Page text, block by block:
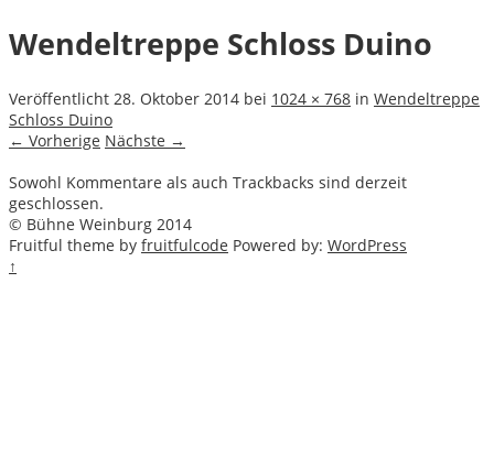
Wendeltreppe Schloss Duino
Veröffentlicht 28. Oktober 2014 bei 1024 × 768 in Wendeltreppe
Schloss Duino
← Vorherige Nächste →
Sowohl Kommentare als auch Trackbacks sind derzeit
geschlossen.
© Bühne Weinburg 2014
Fruitful theme by fruitfulcode Powered by: WordPress
↑